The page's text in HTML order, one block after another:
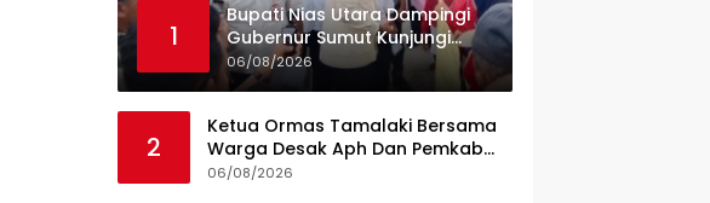
1
Bupati Nias Utara Dampingi
Gubernur Sumut Kunjungi
UPTD Puskesmas Lahewa
06/08/2026
2
Ketua Ormas Tamalaki Bersama
Warga Desak Aph Dan Pemkab
Konsel Tangkap Pelaku Angkut
06/08/2026